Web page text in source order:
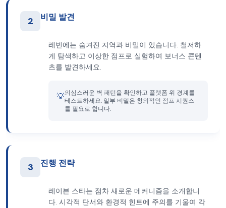
2 비밀 발견
레빈에는 숨겨진 지역과 비밀이 있습니다. 철저하
게 탐색하고 이상한 점프로 실험하여 보너스 콘텐
츠를 발견하세요.
💡의심스러운 벽 패턴을 확인하고 플랫폼 위 경계를
테스트하세요. 일부 비밀은 창의적인 점프 시퀀스
를 필요로 합니다.
3 진행 전략
레이븐 스타는 점차 새로운 메커니즘을 소개합니
다. 시각적 단서와 환경적 힌트에 주의를 기울여 각